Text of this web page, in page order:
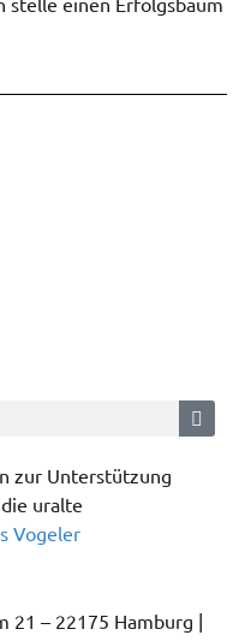
zur Unterstützung
uralte
Vogeler
21 – 22175 Hamburg |